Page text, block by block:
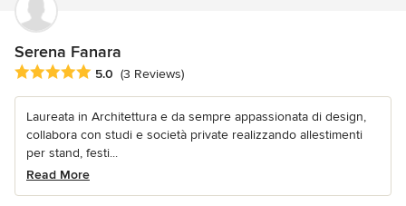
Serena Fanara
Average rating: 5 out of 5 stars
5.0 (3 Reviews)
Laureata in Architettura e da sempre appassionata di design,
collabora con studi e società private realizzando allestimenti
per stand, festi...
Read More